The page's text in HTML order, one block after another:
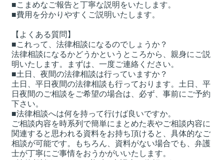
■こまめなご報告と丁寧な説明をいたします。
■費用を分かりやすくご説明いたします。
【よくある質問】
■これって、法律相談になるのでしょうか？
法律相談になるかどうかというところから、親身にご説
明いたします。まずは、一度ご連絡ください。
■土日、夜間の法律相談は行っていますか？
土日、平日夜間の法律相談も行っております。土日、平
日夜間のご相談をご希望の場合は、必ず、事前にご予約
下さい。
■法律相談へは何を持って行けば良いですか。
ご相談内容を時系列で簡単にまとめた表やご相談内容に
関連すると思われる資料をお持ち頂けると、具体的なご
相談が可能です。もちろん、資料がない場合でも、弁護
士が丁寧にご事情をおうかがいいたします。